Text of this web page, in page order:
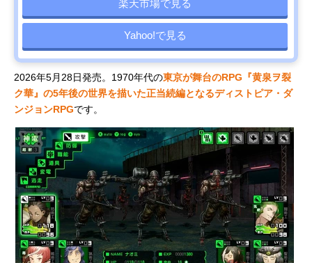
楽天市場で見る
Yahoo!で見る
2026年5月28日発売。1970年代の東京が舞台のRPG『黄泉ヲ裂
ク華』の5年後の世界を描いた正当続編となるディストピア・ダ
ンジョンRPGです。